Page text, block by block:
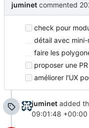
juminet commented
check pour
détail avec mini-
faire les
proposer une PR
améliorer l'UX
juminet added
09:01:48 +00:00